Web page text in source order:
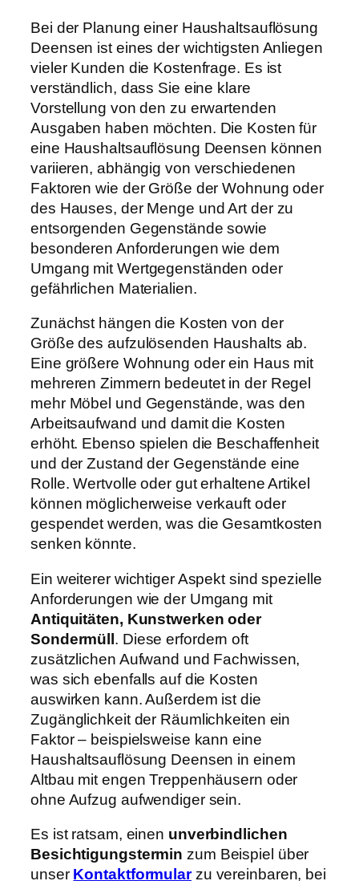
Bei der Planung einer Haushaltsauflösung
Deensen ist eines der wichtigsten Anliegen
vieler Kunden die Kostenfrage. Es ist
verständlich, dass Sie eine klare
Vorstellung von den zu erwartenden
Ausgaben haben möchten. Die Kosten für
eine Haushaltsauflösung Deensen können
variieren, abhängig von verschiedenen
Faktoren wie der Größe der Wohnung oder
des Hauses, der Menge und Art der zu
entsorgenden Gegenstände sowie
besonderen Anforderungen wie dem
Umgang mit Wertgegenständen oder
gefährlichen Materialien.
Zunächst hängen die Kosten von der
Größe des aufzulösenden Haushalts ab.
Eine größere Wohnung oder ein Haus mit
mehreren Zimmern bedeutet in der Regel
mehr Möbel und Gegenstände, was den
Arbeitsaufwand und damit die Kosten
erhöht. Ebenso spielen die Beschaffenheit
und der Zustand der Gegenstände eine
Rolle. Wertvolle oder gut erhaltene Artikel
können möglicherweise verkauft oder
gespendet werden, was die Gesamtkosten
senken könnte.
Ein weiterer wichtiger Aspekt sind spezielle
Anforderungen wie der Umgang mit
Antiquitäten, Kunstwerken oder
Sondermüll. Diese erfordern oft
zusätzlichen Aufwand und Fachwissen,
was sich ebenfalls auf die Kosten
auswirken kann. Außerdem ist die
Zugänglichkeit der Räumlichkeiten ein
Faktor – beispielsweise kann eine
Haushaltsauflösung Deensen in einem
Altbau mit engen Treppenhäusern oder
ohne Aufzug aufwendiger sein.
Es ist ratsam, einen unverbindlichen
Besichtigungstermin zum Beispiel über
unser Kontaktformularzu vereinbaren, bei